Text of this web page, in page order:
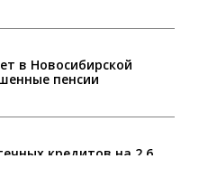
в Новосибирской
пенсии
кредитов на 2,6